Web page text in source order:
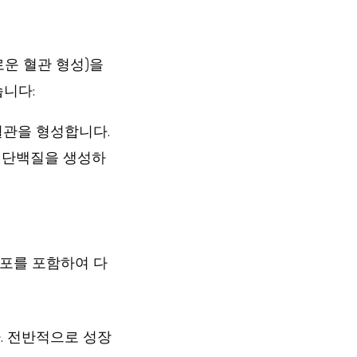
혈관 형성)을
다:
을 형성합니다.
백질을 생성하
를 포함하여 다
전반적으로 성장